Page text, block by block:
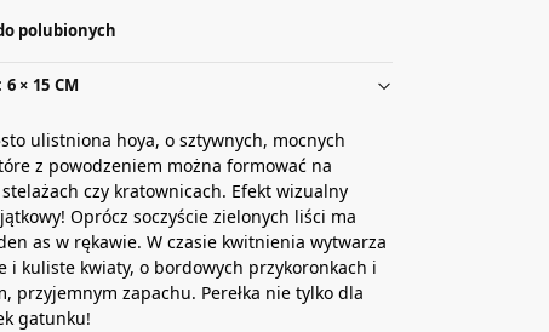
polubionych
× 15 CM
ulistniona hoya, o sztywnych, mocnych
z powodzeniem można formować na
stelażach czy kratownicach. Efekt wizualny
Oprócz soczyście zielonych liści ma
as w rękawie. W czasie kwitnienia wytwarza
i kuliste kwiaty, o bordowych przykoronkach i
przyjemnym zapachu. Perełka nie tylko dla
gatunku!